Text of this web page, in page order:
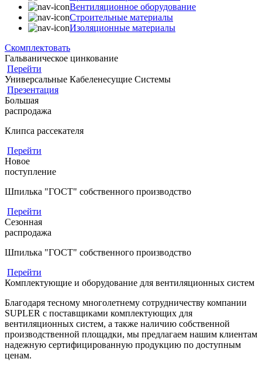
Вентиляционное оборудование
Строительные материалы
Изоляционные материалы
Скомплектовать
Гальваническое цинкование
Перейти
Универсальные Кабеленесущие Системы
Презентация
Большая
распродажа
Клипса рассекателя
Перейти
Новое
поступление
Шпилька "ГОСТ" собственного производство
Перейти
Сезонная
распродажа
Шпилька "ГОСТ" собственного производство
Перейти
Комплектующие и оборудование для вентиляционных систем
Благодаря тесному многолетнему сотрудничеству компании
SUPLER с поставщиками комплектующих для
вентиляционных систем, а также наличию собственной
производственной площадки, мы предлагаем нашим клиентам
надежную сертифицированную продукцию по доступным
ценам.